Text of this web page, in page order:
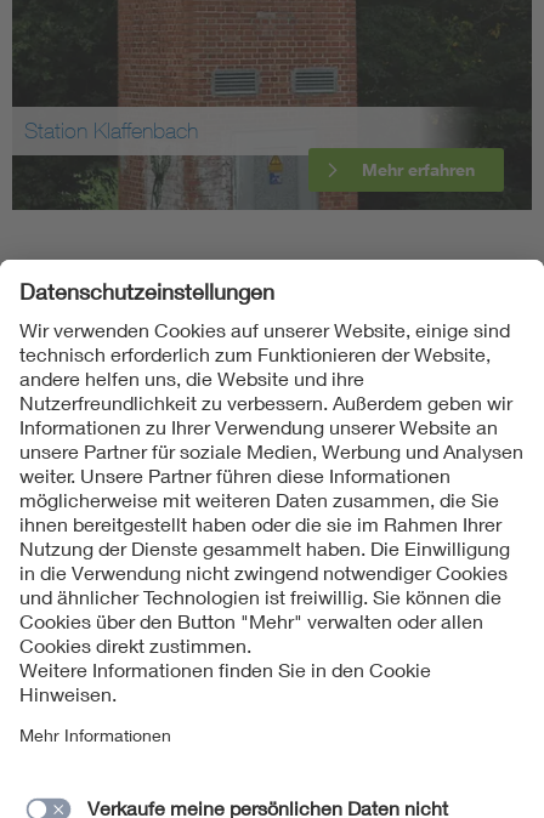
Fernmeldeturm Waghäusel-Wiesental
Mehr erfahren
Folgen Sie uns
Kontakte
Service
Impressum
Datenschutzinformationen
Cookie Hinweise